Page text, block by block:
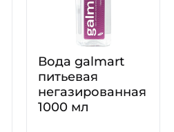
Вода galmart
питьевая
негазированная
1000 мл